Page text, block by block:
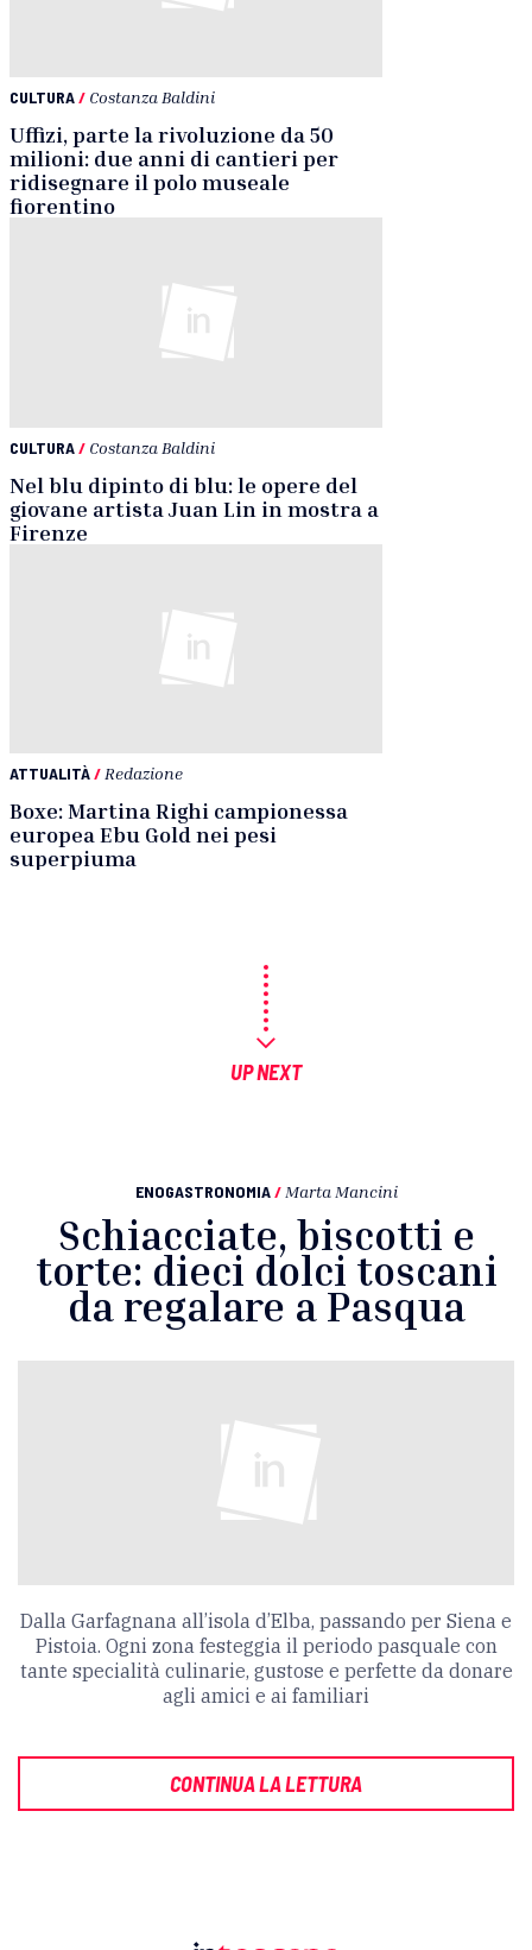
CULTURA/ Costanza Baldini
Uffizi, parte la rivoluzione da 50
milioni: due anni di cantieri per
ridisegnare il polo museale
fiorentino
CULTURA/ Costanza Baldini
Nel blu dipinto di blu: le opere del
giovane artista Juan Lin in mostra a
Firenze
ATTUALITÀ/ Redazione
Boxe: Martina Righi campionessa
europea Ebu Gold nei pesi
superpiuma
UP NEXT
ENOGASTRONOMIA / Marta Mancini
Schiacciate, biscotti e
torte: dieci dolci toscani
da regalare a Pasqua
Dalla Garfagnana all’isola d’Elba, passando per Siena e
Pistoia. Ogni zona festeggia il periodo pasquale con
tante specialità culinarie, gustose e perfette da donare
agli amici e ai familiari
CONTINUA LA LETTURA